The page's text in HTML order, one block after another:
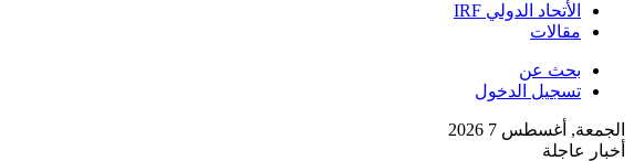
الأتحاد الدولي IRF
مقالات
بحث عن
تسجيل الدخول
الجمعة, أغسطس 7 2026
أخبار عاجلة